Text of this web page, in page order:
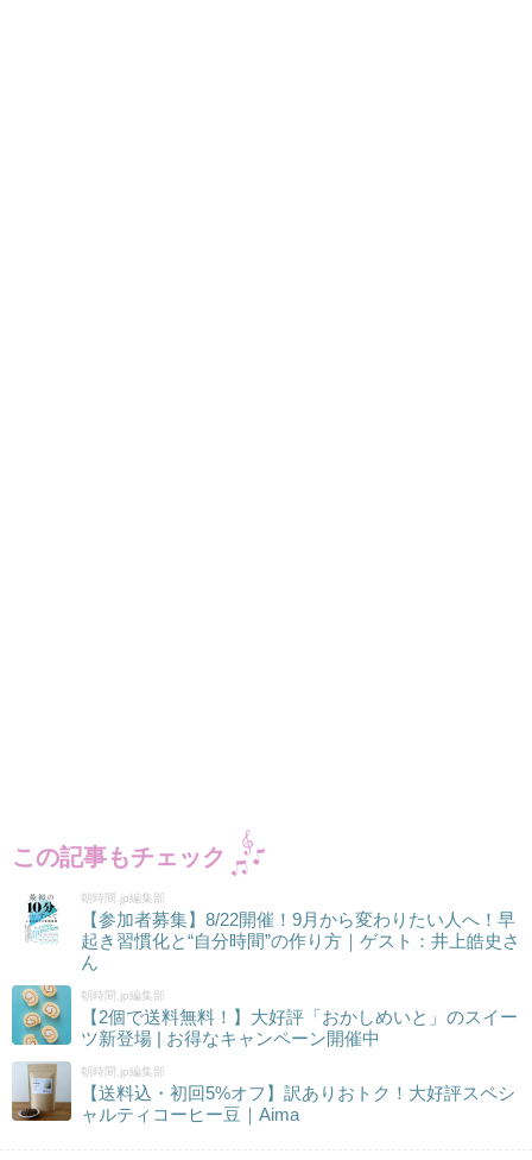
この記事もチェック
朝時間.jp編集部
【参加者募集】8/22開催！9月から変わりたい人へ！早
起き習慣化と“自分時間”の作り方｜ゲスト：井上皓史さ
ん
朝時間.jp編集部
【2個で送料無料！】大好評「おかしめいと」のスイー
ツ新登場 | お得なキャンペーン開催中
朝時間.jp編集部
【送料込・初回5%オフ】訳ありおトク！大好評スペシ
ャルティコーヒー豆｜Aima